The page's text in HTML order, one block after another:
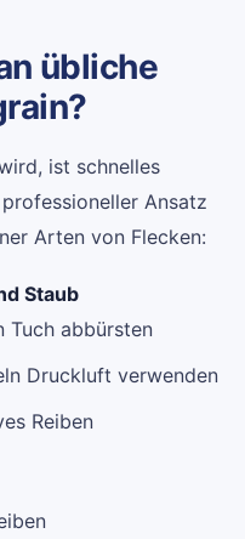
übliche
ist schnelles
Ansatz
Arten von Flecken:
Staub
Tuch abbürsten
Druckluft verwenden
Reiben